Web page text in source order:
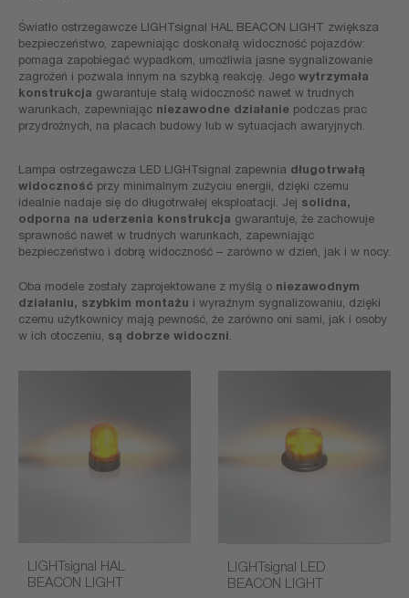
Światło ostrzegawcze LIGHTsignal HAL BEACON LIGHT zwiększa
bezpieczeństwo, zapewniając doskonałą widoczność pojazdów:
pomaga zapobiegać wypadkom, umożliwia jasne sygnalizowanie
zagrożeń i pozwala innym na szybką reakcję. Jego wytrzymała
konstrukcja gwarantuje stałą widoczność nawet w trudnych
warunkach, zapewniając niezawodne działanie podczas prac
przydrożnych, na placach budowy lub w sytuacjach awaryjnych.
Lampa ostrzegawcza LED LIGHTsignal zapewnia długotrwałą
widoczność przy minimalnym zużyciu energii, dzięki czemu
idealnie nadaje się do długotrwałej eksploatacji. Jej solidna,
odporna na uderzenia konstrukcja gwarantuje, że zachowuje
sprawność nawet w trudnych warunkach, zapewniając
bezpieczeństwo i dobrą widoczność – zarówno w dzień, jak i w nocy.
Oba modele zostały zaprojektowane z myślą o niezawodnym
działaniu, szybkim montażu i wyraźnym sygnalizowaniu, dzięki
czemu użytkownicy mają pewność, że zarówno oni sami, jak i osoby
w ich otoczeniu, są dobrze widoczni
LIGHTsignal HAL
BEACON LIGHT
LIGHTsignal LED
BEACON LIGHT